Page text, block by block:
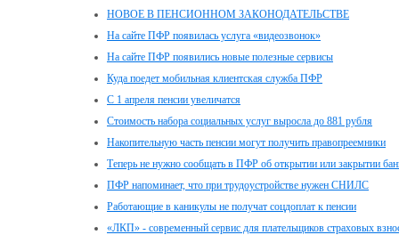
НОВОЕ В ПЕНСИОННОМ ЗАКОНОДАТЕЛЬСТВЕ
На сайте ПФР появилась услуга «видеозвонок»
На сайте ПФР появились новые полезные сервисы
Куда поедет мобильная клиентская служба ПФР
С 1 апреля пенсии увеличатся
Стоимость набора социальных услуг выросла до 881 рубля
Накопительную часть пенсии могут получить правопреемники
Теперь не нужно сообщать в ПФР об открытии или закрытии
ПФР напоминает, что при трудоустройстве нужен СНИЛС
Работающие в каникулы не получат соцдоплат к пенсии
«ЛКП» - современный сервис для плательщиков страховых